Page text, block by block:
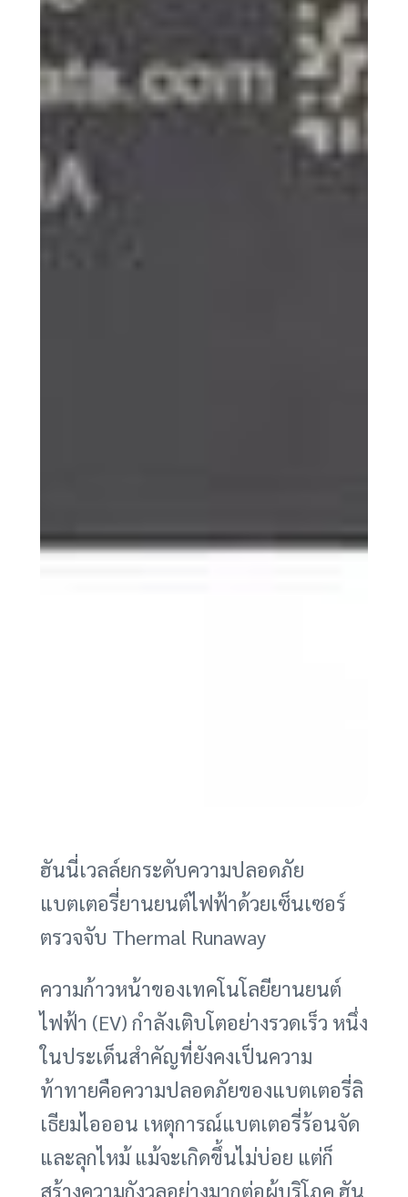
ฮันนี่เวลล์ยกระดับความปลอดภัย
แบตเตอรี่ยานยนต์ไฟฟ้าด้วยเซ็นเซอร์
ตรวจจับ Thermal Runaway
ความก้าวหน้าของเทคโนโลยียานยนต์
ไฟฟ้า (EV) กำลังเติบโตอย่างรวดเร็ว หนึ่ง
ในประเด็นสำคัญที่ยังคงเป็นความ
ท้าทายคือความปลอดภัยของแบตเตอรี่ลิ
เธียมไอออน เหตุการณ์แบตเตอรี่ร้อนจัด
และลุกไหม้ แม้จะเกิดขึ้นไม่บ่อย แต่ก็
สร้างความกังวลอย่างมากต่อผู้บริโภค ฮัน